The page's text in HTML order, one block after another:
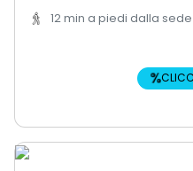
12 min a piedi dalla
%